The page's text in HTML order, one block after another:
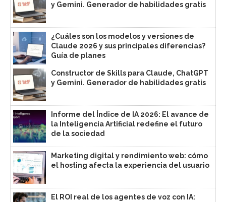
y Gemini. Generador de habilidades gratis
¿Cuáles son los modelos y versiones de
Claude 2026 y sus principales diferencias?
Guía de planes
Constructor de Skills para Claude, ChatGPT
y Gemini. Generador de habilidades gratis
Informe del Índice de IA 2026: El avance de
la Inteligencia Artificial redefine el futuro
de la sociedad
Marketing digital y rendimiento web: cómo
el hosting afecta la experiencia del usuario
El ROI real de los agentes de voz con IA: